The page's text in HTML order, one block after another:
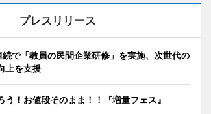
プレスリリース
で「教員の民間企業研修」を実施、次世代の
上を支援
う！お値段そのまま！！『増量フェス』